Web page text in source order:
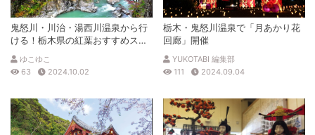
鬼怒川・川治・湯西川温泉から行
ける！栃木県の紅葉おすすめスポ
ット
ゆこゆこ
63
2024.10.02
栃木・鬼怒川温泉で「月あかり花
回廊」開催
YUKOTABI 編集部
111
2024.09.04